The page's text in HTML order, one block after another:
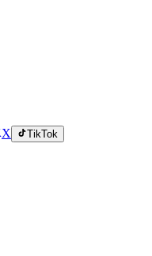
X TikTok